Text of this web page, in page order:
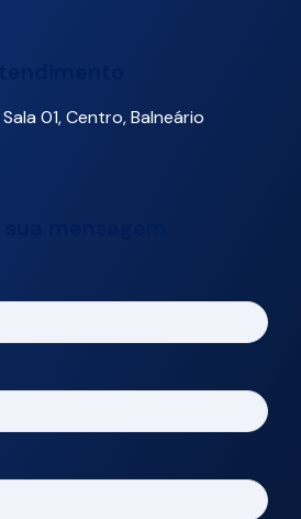
Sala 01,Centro,Balneário